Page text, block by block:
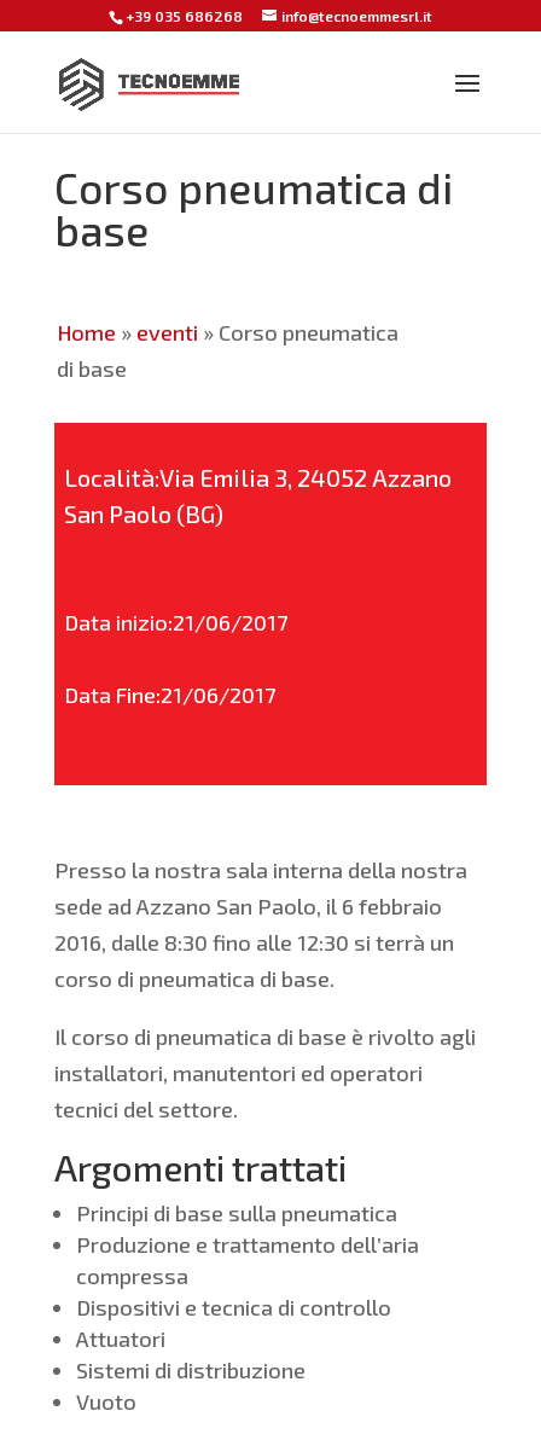
+39 035 686268 info@tecnoemmesrl.it
Corso pneumatica di
base
Home » eventi » Corso pneumatica
di base
Località:Via Emilia 3, 24052 Azzano
San Paolo (BG)
Data inizio:21/06/2017
Data Fine:21/06/2017
Presso la nostra sala interna della nostra
sede ad Azzano San Paolo, il 6 febbraio
2016, dalle 8:30 fino alle 12:30 si terrà un
corso di pneumatica di base.
Il corso di pneumatica di base è rivolto agli
installatori, manutentori ed operatori
tecnici del settore.
Argomenti trattati
Principi di base sulla pneumatica
Produzione e trattamento dell’aria
compressa
Dispositivi e tecnica di controllo
Attuatori
Sistemi di distribuzione
Vuoto